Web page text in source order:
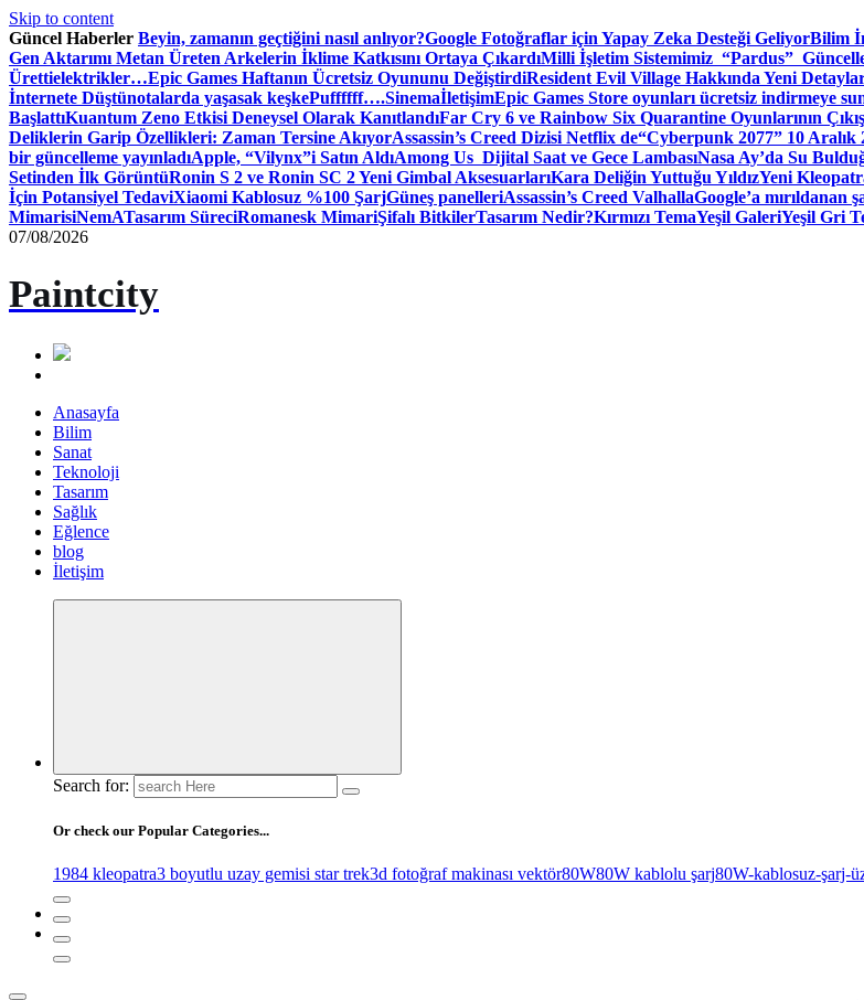
Skip to content
Güncel Haberler Beyin, zamanın geçtiğini nasıl anlıyor?Google Fotoğraflar için Yapay Zeka Desteği GeliyorBilim
Gen Aktarımı Metan Üreten Arkelerin İklime Katkısını Ortaya ÇıkardıMilli İşletim Sistemimiz “Pardus”
Ürettielektrikler…Epic Games Haftanın Ücretsiz Oyununu DeğiştirdiResident Evil Village Hakkında Yeni
İnternete Düştünotalarda yaşasak keşkePuffffff….SinemaİletişimEpic Games Store oyunları ücretsiz indirmeye
BaşlattıKuantum Zeno Etkisi Deneysel Olarak KanıtlandıFar Cry 6 ve Rainbow Six Quarantine Oyunlarının
Deliklerin Garip Özellikleri: Zaman Tersine AkıyorAssassin’s Creed Dizisi Netflix de“Cyberpunk 2077” 10
bir güncelleme yayınladıApple, “Vilynx”i Satın AldıAmong Us Dijital Saat ve Gece LambasıNasa Ay’da Su
Setinden İlk GörüntüRonin S 2 ve Ronin SC 2 Yeni Gimbal AksesuarlarıKara Deliğin Yuttuğu YıldızYeni
İçin Potansiyel TedaviXiaomi Kablosuz %100 ŞarjGüneş panelleriAssassin’s Creed ValhallaGoogle’a mırıldanan
MimarisiNemATasarım SüreciRomanesk MimariŞifalı BitkilerTasarım Nedir?Kırmızı TemaYeşil GaleriYeşil Gri
07/08/2026
Paintcity
Anasayfa
Bilim
Sanat
Teknoloji
Tasarım
Sağlık
Eğlence
blog
İletişim
Search for:
Or check our Popular Categories...
1984 kleopatra3 boyutlu uzay gemisi star trek3d fotoğraf makinası vektör80W80W kablolu şarj80W-kablosuz-şarj-